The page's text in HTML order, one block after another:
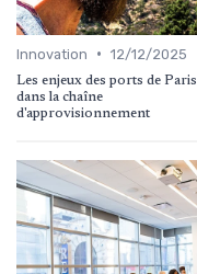
Innovation • 12/12/2025
Les enjeux des ports de Paris
dans la chaîne
d'approvisionnement